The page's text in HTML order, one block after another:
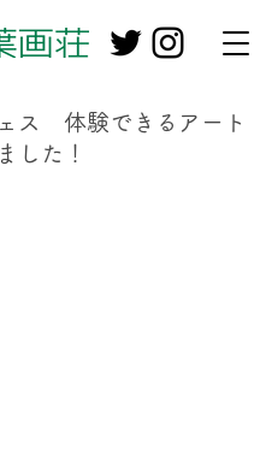
ス 体験できるアート
した！